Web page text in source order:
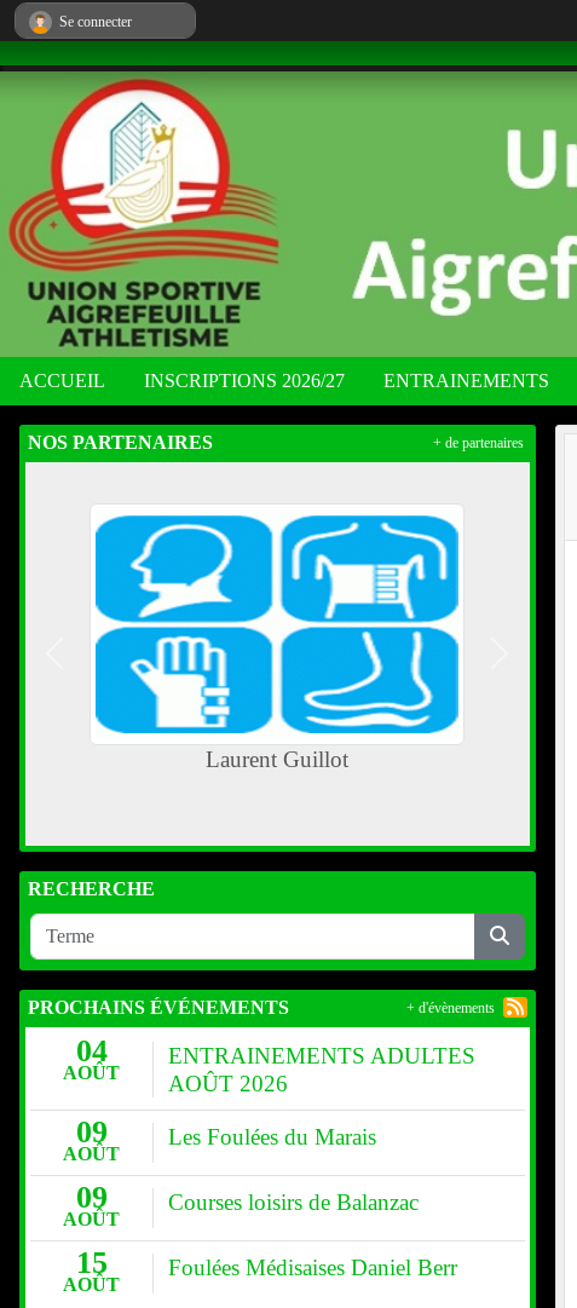
ACCUEIL INSCRIPTIONS 2026/27 ENTRAINEMENTS
NOS PARTENAIRES
Laurent Guillot
+ de partenaires
RECHERCHE
PROCHAINS ÉVÉNEMENTS
04
AOÛT
ENTRAINEMENTS ADULTES
AOÛT 2026
09
AOÛT
Les Foulées du Marais
09
AOÛT
Courses loisirs de Balanzac
15
AOÛT
Foulées Médisaises Daniel Berr
+ d'évènements
Se connecter
Panneau de gestion des cookies